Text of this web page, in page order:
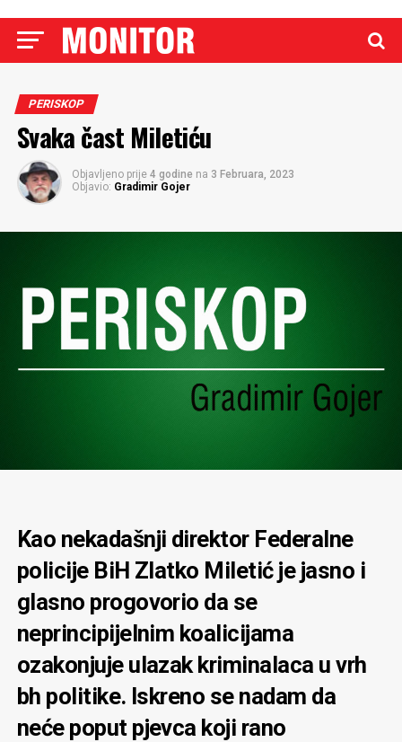
PERISKOP
Svaka čast Miletiću
Objavljeno prije 4 godine na 3 Februara, 2023
Objavio: Gradimir Gojer
Kao nekadašnji direktor Federalne
policije BiH Zlatko Miletić je jasno i
glasno progovorio da se
neprincipijelnim koalicijama
ozakonjuje ulazak kriminalaca u vrh
bh politike. Iskreno se nadam da
neće poput pjevca koji rano